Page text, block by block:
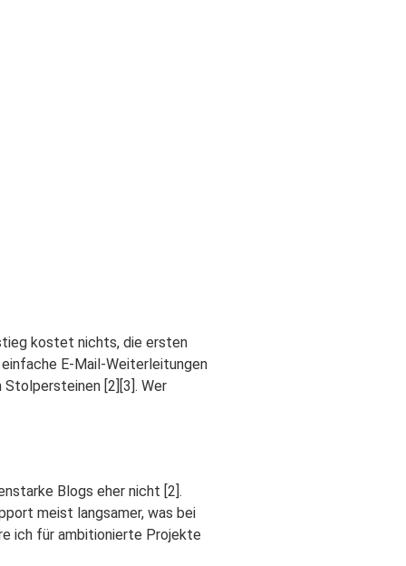
kostet nichts, die ersten
E-Mail-Weiterleitungen
Stolpersteinen [2][3]. Wer
Blogs eher nicht [2].
meist langsamer, was bei
ich für ambitionierte Projekte